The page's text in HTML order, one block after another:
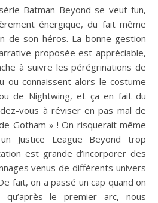
Batman Beyond se veut fun,
énergique, du fait même
de son héros. La bonne gestion
proposée est appréciable,
à suivre les pérégrinations de
ou connaissent alors le costume
de Nightwing, et ça en fait du
vous à réviser en pas mal de
Gotham » ! On risquerait même
Justice League Beyond trop
est grande d’incorporer des
venus de différents univers
fait, on a passé un cap quand on
le premier arc, nous